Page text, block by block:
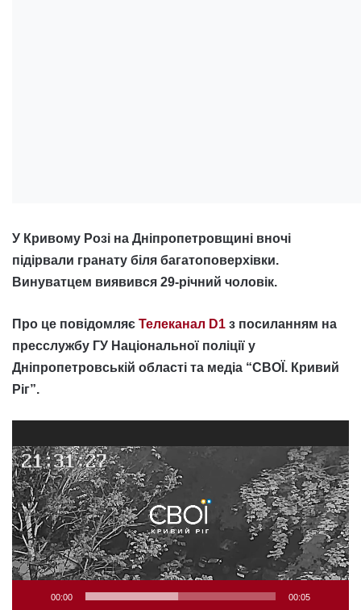
У Кривому Розі на Дніпропетровщині вночі
підірвали гранату біля багатоповерхівки.
Винуватцем виявився 29-річний чоловік.
Про це повідомляє Телеканал D1 з посиланням на
пресслужбу ГУ Національної поліції у
Дніпропетровській області та медіа “СВОЇ. Кривий
Ріг”.
00:00 00:05